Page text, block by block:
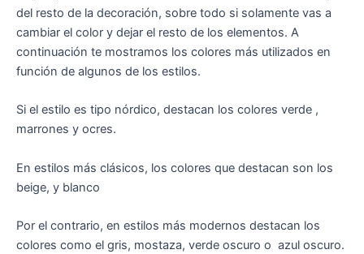
del resto de la decoración, sobre todo si solamente vas a
cambiar el color y dejar el resto de los elementos. A
continuación te mostramos los colores más utilizados en
función de algunos de los estilos.
Si el estilo es tipo nórdico, destacan los colores verde ,
marrones y ocres.
En estilos más clásicos, los colores que destacan son los
beige, y blanco
Por el contrario, en estilos más modernos destacan los
colores como el gris, mostaza, verde oscuro o azul oscuro.